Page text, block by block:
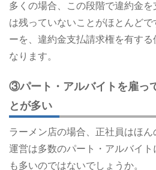
多くの場合、この段階で違約金
は残っていないことがほとんど
ーを、違約金支払請求権を有す
なります。
③パート・アルバイトを雇っ
とが多い
ラーメン店の場合、正社員はほ
運営は多数のパート・アルバイ
も多いのではないでしょうか。